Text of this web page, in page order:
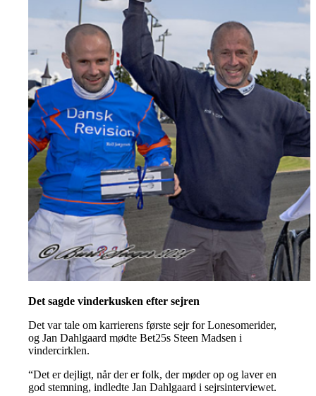
Det sagde vinderkusken efter sejren
Det var tale om karrierens første sejr for Lonesomerider,
og Jan Dahlgaard mødte Bet25s Steen Madsen i
vindercirklen.
“Det er dejligt, når der er folk, der møder op og laver en
god stemning, indledte Jan Dahlgaard i sejrsinterviewet.